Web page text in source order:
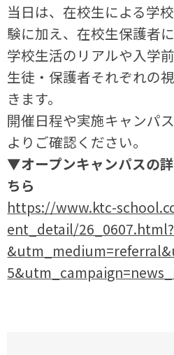
当日は、在校生による学
験に加え、在校生保護者
学校生活のリアルや入学
生徒・保護者それぞれの
きます。
開催日程や実施キャンパ
よりご確認ください。
▼オープンキャンパスの
ちら
https://www.ktc-
ent_detail/